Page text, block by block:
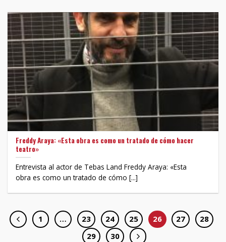
Freddy Araya: «Esta obra es como un tratado de cómo hacer
teatro»
Entrevista al actor de Tebas Land Freddy Araya: «Esta
obra es como un tratado de cómo [...]
1 … 23 24 25 26 27
28
29
30